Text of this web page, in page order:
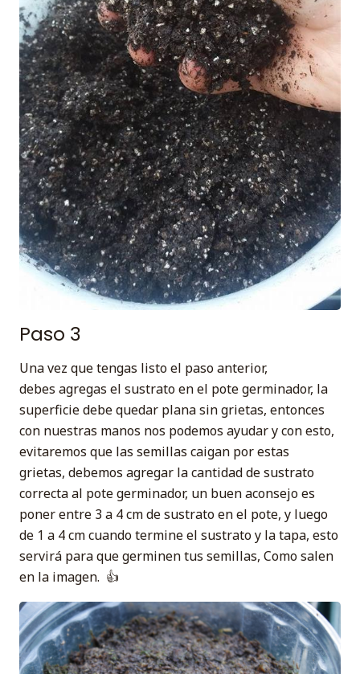
Paso 3
Una vez que tengas listo el paso anterior,
debes agregas el sustrato en el pote germinador, la
superficie debe quedar plana sin grietas, entonces
con nuestras manos nos podemos ayudar y con esto,
evitaremos que las semillas caigan por estas
grietas, debemos agregar la cantidad de sustrato
correcta al pote germinador, un buen aconsejo es
poner entre 3 a 4 cm de sustrato en el pote, y luego
de 1 a 4 cm cuando termine el sustrato y la tapa, esto
servirá para que germinen tus semillas, Como salen
en la imagen. 👍